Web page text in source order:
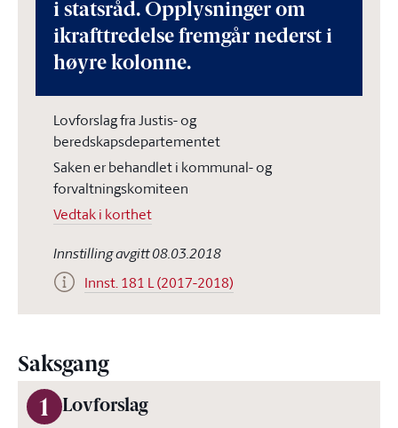
i statsråd. Opplysninger om
ikrafttredelse fremgår nederst i
høyre kolonne.
Lovforslag fra Justis- og
beredskapsdepartementet
Saken er behandlet i kommunal- og
forvaltningskomiteen
Vedtak i korthet
Innstilling avgitt 08.03.2018
Innst. 181 L (2017-2018)
Saksgang
1 Lovforslag